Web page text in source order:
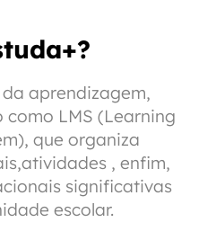
aprendizagem,
LMS (Learning
que organiza
, enfim,
significativas
escolar.